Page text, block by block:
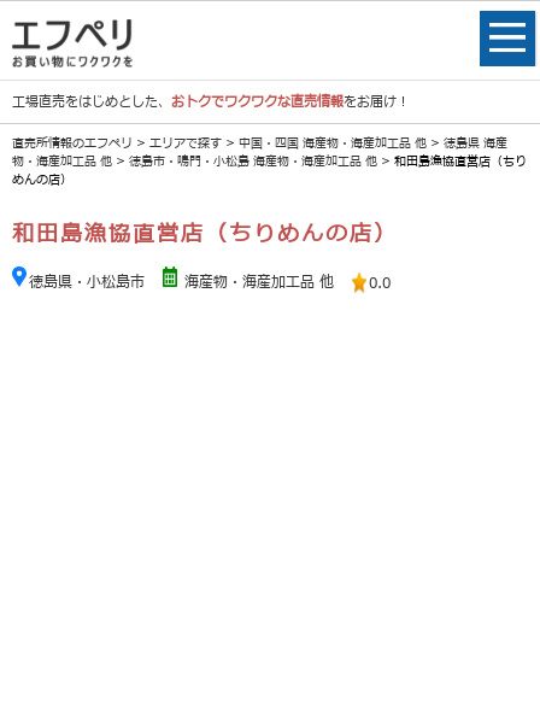
工場直売をはじめとした、 おトクでワクワクな直売情報をお届け！
直売所情報のエフペリ > エリアで探す > 中国・四国 海産物・海産加工品 他 > 徳島県 海産
物・海産加工品 他 > 徳島市・鳴門・小松島 海産物・海産加工品 他 > 和田島漁協直営店（ちり
めんの店）
和田島漁協直営店（ちりめんの店）
徳島県・小松島市 海産物・海産加工品 他 0.0